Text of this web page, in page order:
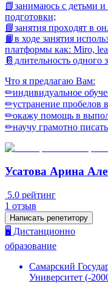
📗зaнимаюсь с дeтьми
подготовки;
📘зaнятия пpoхoдят в
📙в ходе занятия
платформы как: Miro,
📔длительность одного
Что я предлагаю Вам:
✏индивидуальное
✏устранение пробелов
✏окажу помощь в
✏научу грамотно
Усатова Арина
5.0 рейтинг
1 отзыв
Написать репетитору
🖥️ Дистанционно
образование
Самарский
Университет (-